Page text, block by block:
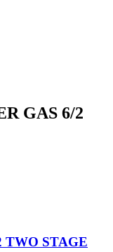
GAS 6/2
TWO STAGE